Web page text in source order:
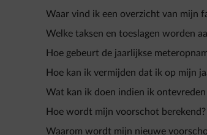
Waar vind ik een overzicht van mijn
Welke taksen en toeslagen worden
Hoe gebeurt de jaarlijkse
Hoe kan ik vermijden dat ik op mijn
Wat kan ik doen indien ik ontevreden
Hoe wordt mijn voorschot berekend?
Waarom wordt mijn nieuwe